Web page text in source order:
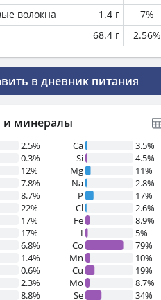
волокна
1.4 г 7%
68.4 г 2.56%
в дневник питания
минералы
2.5%
0.3%
12%
7.8%
8.7%
22%
17%
17%
6.8%
1.4%
0.6%
2.3%
8.8%
Ca
3.5%
Si
4.5%
Mg
11%
Na
2.8%
P
17%
Cl
2.6%
Fe
8.9%
I
5%
Co
79%
Mn
10%
Cu
19%
Mo
8.7%
Se
34%